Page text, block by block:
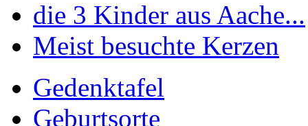
die 3 Kinder aus Aache...
Meist besuchte Kerzen
Gedenktafel
Geburtsorte